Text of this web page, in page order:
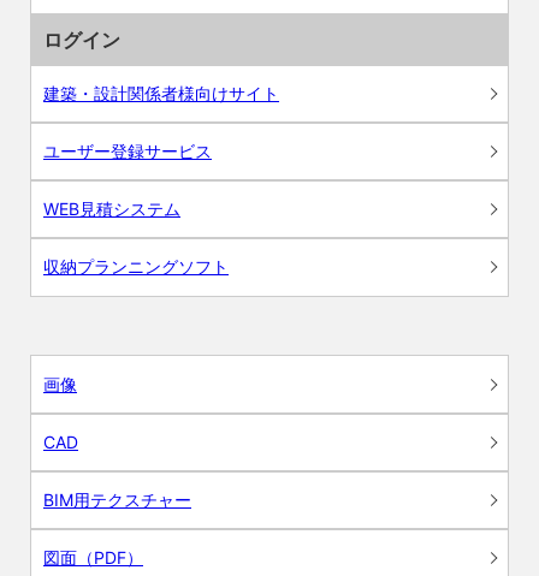
ログイン
建築・設計関係者様向けサイト
ユーザー登録サービス
WEB見積システム
収納プランニングソフト
画像
CAD
BIM用テクスチャー
図面（PDF）